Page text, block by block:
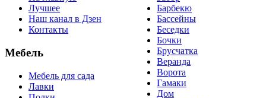
Лучшее
Наш канал в Дзен
Контакты
Мебель
Мебель для сада
Лавки
Барбекю
Бассейны
Беседки
Бочки
Брусчатка
Веранда
Ворота
Гамаки
Дом